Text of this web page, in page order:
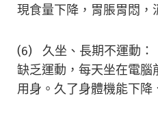
現食量下降，胃脹胃悶，
(6) 久坐、長期不運動：
缺乏運動，每天坐在電腦
用身。久了身體機能下降